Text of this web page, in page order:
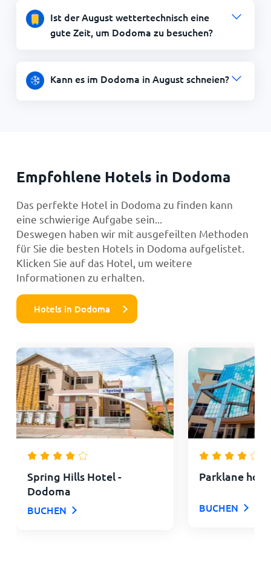
Ist der August wettertechnisch eine
gute Zeit, um Dodoma zu besuchen?
Kann es im Dodoma in August schneien?
Empfohlene Hotels in Dodoma
Das perfekte Hotel in Dodoma zu finden kann
eine schwierige Aufgabe sein...
Deswegen haben wir mit ausgefeilten Methoden
für Sie die besten Hotels in Dodoma aufgelistet.
Klicken Sie auf das Hotel, um weitere
Informationen zu erhalten.
Hotels in Dodoma
Spring Hills Hotel -
Dodoma
BUCHEN
Parklane
BUCHEN